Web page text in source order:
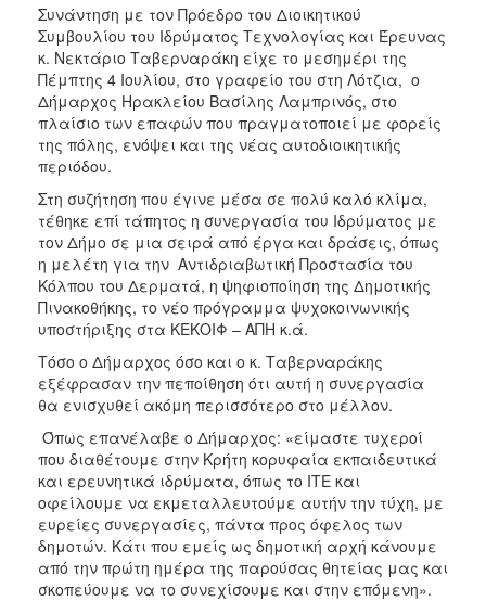
ΗΡΑΚΛΕΙΟ
Συνάντηση με τον Πρόεδρο του Διοικητικού
Συμβουλίου του Ιδρύματος Τεχνολογίας και Έρευνας
κ. Νεκτάριο Ταβερναράκη είχε το μεσημέρι της
Πέμπτης 4 Ιουλίου, στο γραφείο του στη Λότζια, ο
Δήμαρχος Ηρακλείου Βασίλης Λαμπρινός, στο
πλαίσιο των επαφών που πραγματοποιεί με φορείς
της πόλης, ενόψει και της νέας αυτοδιοικητικής
περιόδου.
Στη συζήτηση που έγινε μέσα σε πολύ καλό κλίμα,
τέθηκε επί τάπητος η συνεργασία του Ιδρύματος με
τον Δήμο σε μια σειρά από έργα και δράσεις, όπως
η μελέτη για την Αντιδριαβωτική Προστασία του
Κόλπου του Δερματά, η ψηφιοποίηση της Δημοτικής
Πινακοθήκης, το νέο πρόγραμμα ψυχοκοινωνικής
υποστήριξης στα ΚΕΚΟΙΦ – ΑΠΗ κ.ά.
Τόσο ο Δήμαρχος όσο και ο κ. Ταβερναράκης
εξέφρασαν την πεποίθηση ότι αυτή η συνεργασία
θα ενισχυθεί ακόμη περισσότερο στο μέλλον.
Όπως επανέλαβε ο Δήμαρχος: «είμαστε τυχεροί
που διαθέτουμε στην Κρήτη κορυφαία εκπαιδευτικά
και ερευνητικά ιδρύματα, όπως το ΙΤΕ και
οφείλουμε να εκμεταλλευτούμε αυτήν την τύχη, με
ευρείες συνεργασίες, πάντα προς όφελος των
δημοτών. Κάτι που εμείς ως δημοτική αρχή κάνουμε
από την πρώτη ημέρα της παρούσας θητείας μας και
σκοπεύουμε να το συνεχίσουμε και στην επόμενη».